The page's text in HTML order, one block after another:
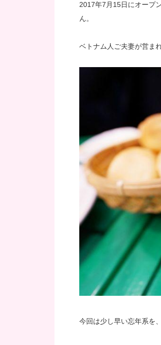
2017年7月15日にオープ
ん。
ベトナム人ご夫妻が営ま
今回は少し早い忘年系を